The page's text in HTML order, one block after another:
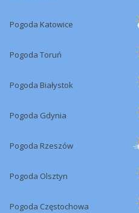
Pogoda Katowice
Pogoda Toruń
Pogoda Białystok
Pogoda Gdynia
Pogoda Rzeszów
Pogoda Olsztyn
Pogoda Częstochowa